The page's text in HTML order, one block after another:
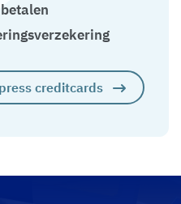
creditcards